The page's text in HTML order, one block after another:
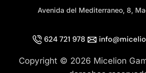
Avenida del Mediterraneo, 8,
Copyright © 2026 Micelion
624 721 978